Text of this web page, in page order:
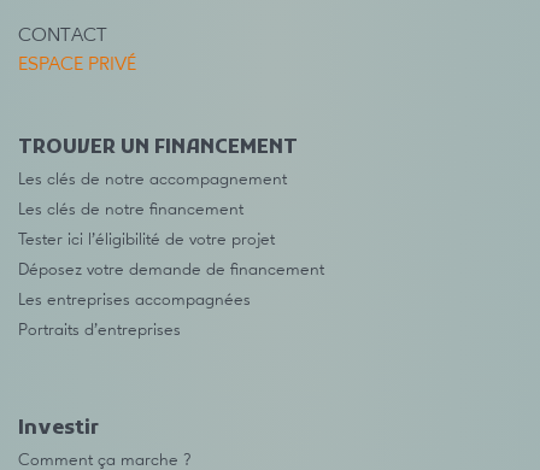
CONTACT
ESPACE PRIVÉ
TROUVER UN FINANCEMENT
Les clés de notre accompagnement
Les clés de notre financement
Tester ici l’éligibilité de votre projet
Déposez votre demande de financement
Les entreprises accompagnées
Portraits d’entreprises
Investir
Comment ça marche ?